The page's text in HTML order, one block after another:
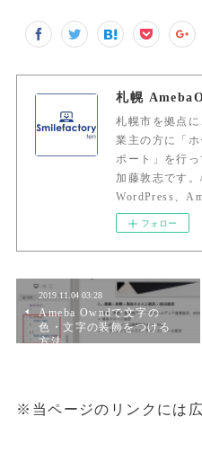
札幌市を拠点
業主の方に「
ポート」を行
加藤敦志です
WordPress、
フォロー
2019.11.04 03:28
Ameba Owndで文字の
色・文字の装飾をつける
方法
※当ページのリンクには